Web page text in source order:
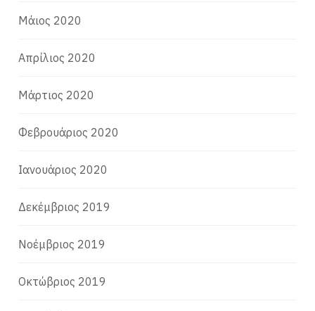
Μάιος 2020
Απρίλιος 2020
Μάρτιος 2020
Φεβρουάριος 2020
Ιανουάριος 2020
Δεκέμβριος 2019
Νοέμβριος 2019
Οκτώβριος 2019